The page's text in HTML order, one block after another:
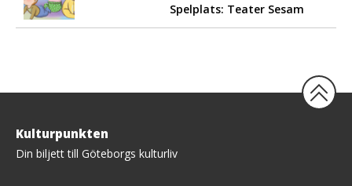
Spelplats: Teater Sesam
Tillbaka
upp
Kulturpunkten
Din biljett till Göteborgs kulturliv